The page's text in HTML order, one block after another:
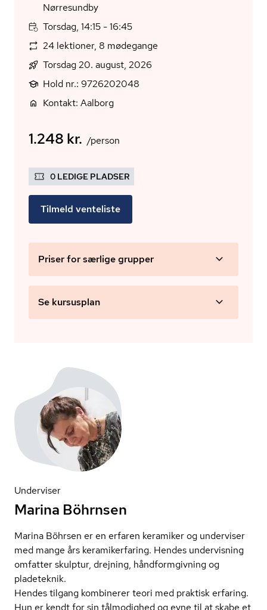
Nørresundby
Torsdag, 14:15 - 16:45
24 lektioner, 8 mødegange
Torsdag 20. august, 2026
Hold nr.: 9726202048
Kontakt: Aalborg
1.248 kr. /person
0 LEDIGE PLADSER
Tilmeld venteliste
Priser for særlige grupper
Se kursusplan
Underviser
Marina Böhrnsen
Marina Böhrsen er en erfaren keramiker og underviser
med mange års ke­ra­mi­ker­fa­ring. Hendes undervisning
omfatter skulptur, drejning, hånd­form­giv­ning og
pladeteknik.
Hendes tilgang kombinerer teori med praktisk erfaring.
Hun er kendt for sin tålmodighed og evne til at skabe et